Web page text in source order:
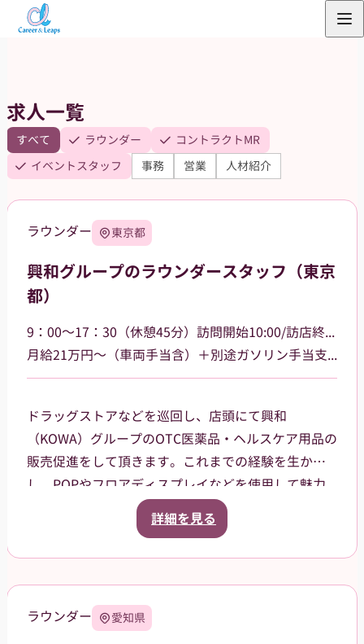
キ
ッ
プ
求人一覧
すべて ラウンダー
コントラクトMR
イベントスタッフ
事務 営業 人材紹介
ラウンダー 東京都
興和グループのラウンダースタッフ（東京
都）
9：00～17：30（休憩45分）訪問開始10:00/訪店終了17:00
月給21万円～（車両手当含）＋別途ガソリン手当支給 その他手当あり
ドラッグストアなどを巡回し、店頭にて興和
（KOWA）グループのOTC医薬品・ヘルスケア用品の
販売促進をして頂きます。これまでの経験を生か
し、POPやフロアディスプレイなどを使用して魅力
的な売場作りをお願いします。また、商品や稼働に
関する研修などは、事前に担当者から数日間行いま
西東京市などを中心に、周辺エリアも担当していた
詳細を見る
ラウンダー 愛知県